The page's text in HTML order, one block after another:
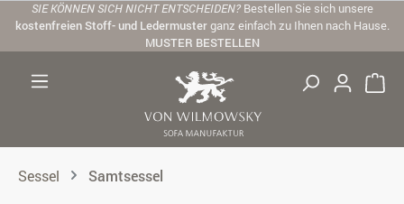
Zum Hauptinhalt springen
SIE KÖNNEN SICH NICHT ENTSCHEIDEN? Bestellen Sie sich unsere
kostenfreien Stoff- und Ledermusterganz einfach zu Ihnen nach Hause.
MUSTER BESTELLEN
Sessel Samtsessel